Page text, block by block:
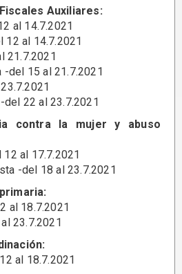
Auxiliares:
al 14.7.2021
12 al 14.7.2021
21.7.2021
-del 15 al 21.7.2021
del 22 al 23.7.2021
contra la mujer y abuso
al 17.7.2021
-del 18 al 23.7.2021
al 18.7.2021
23.7.2021
al 18.7.2021